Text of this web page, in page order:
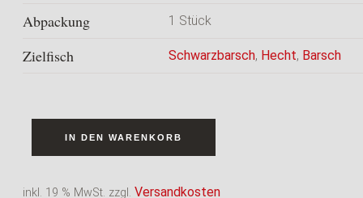
Abpackung 1 Stück
Zielfisch Schwarzbarsch, Hecht, Barsch
IN DEN WARENKORB
inkl. 19 % MwSt. zzgl. Versandkosten